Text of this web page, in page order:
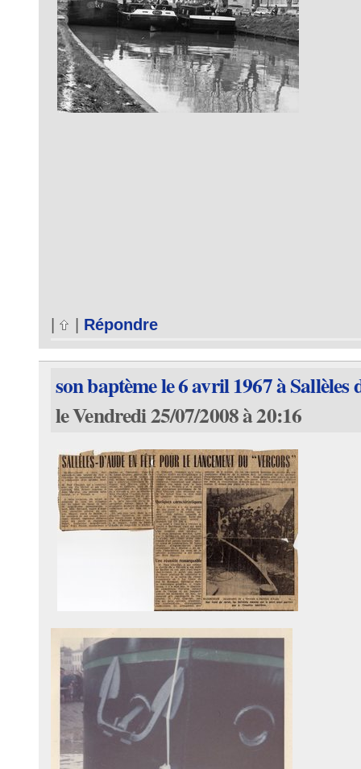
Répondre
son baptème le 6 avril 1967 à Sallèles
le Vendredi 25/07/2008 à 20:16